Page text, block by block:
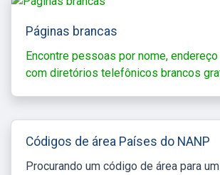
Páginas brancas
Encontre pessoas por nome,
com diretórios telefônicos brancos
Códigos de área Países do NANP
Procurando um código de área para